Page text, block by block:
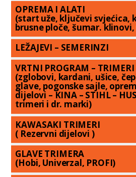
OPREMA I ALATI
(start uže, ključevi svjećica,
brusne ploče, šumar.
LEŽAJEVI – SEMERINZI
VRTNI PROGRAM – TRIMERI
(zglobovi, kardani, ušice,
glave, pogonske sajle,
dijelovi – KINA – STIHL –
trimeri i dr. marki)
KAWASAKI TRIMERI
( Rezervni dijelovi )
GLAVE TRIMERA
(Hobi, Univerzal, PROFI)